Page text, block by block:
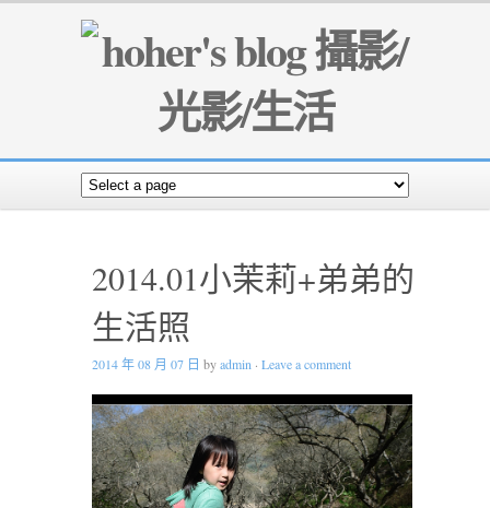
2014.01小茉莉+弟弟的
生活照
2014 年 08 月 07 日 byadmin · Leave a comment